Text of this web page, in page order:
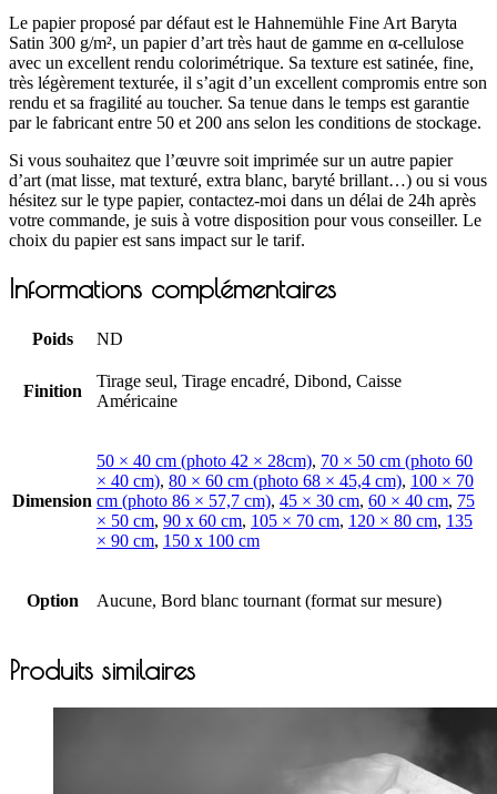
Le papier proposé par défaut est le Hahnemühle Fine Art Baryta
Satin 300 g/m², un papier d’art très haut de gamme en α-cellulose
avec un excellent rendu colorimétrique. Sa texture est satinée, fine,
très légèrement texturée, il s’agit d’un excellent compromis entre son
rendu et sa fragilité au toucher. Sa tenue dans le temps est garantie
par le fabricant entre 50 et 200 ans selon les conditions de stockage.
Si vous souhaitez que l’œuvre soit imprimée sur un autre papier
d’art (mat lisse, mat texturé, extra blanc, baryté brillant…) ou si vous
hésitez sur le type papier, contactez-moi dans un délai de 24h après
votre commande, je suis à votre disposition pour vous conseiller. Le
choix du papier est sans impact sur le tarif.
Informations complémentaires
Poids ND
Finition
Tirage seul, Tirage encadré, Dibond, Caisse
Américaine
Dimension
50 × 40 cm (photo 42 × 28cm), 70 × 50 cm (photo 60
× 40 cm), 80 × 60 cm (photo 68 × 45,4 cm), 100 × 70
cm (photo 86 × 57,7 cm), 45 × 30 cm, 60 × 40 cm, 75
× 50 cm, 90 x 60 cm, 105 × 70 cm, 120 × 80 cm, 135
× 90 cm, 150 x 100 cm
Option Aucune, Bord blanc tournant (format sur mesure)
Produits similaires